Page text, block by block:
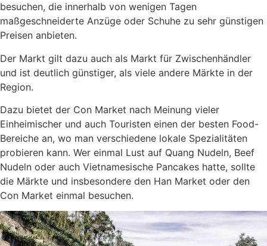
besuchen, die innerhalb von wenigen Tagen
maßgeschneiderte Anzüge oder Schuhe zu sehr günstigen
Preisen anbieten.
Der Markt gilt dazu auch als Markt für Zwischenhändler
und ist deutlich günstiger, als viele andere Märkte in der
Region.
Dazu bietet der Con Market nach Meinung vieler
Einheimischer und auch Touristen einen der besten Food-
Bereiche an, wo man verschiedene lokale Spezialitäten
probieren kann. Wer einmal Lust auf Quang Nudeln, Beef
Nudeln oder auch Vietnamesische Pancakes hatte, sollte
die Märkte und insbesondere den Han Market oder den
Con Market einmal besuchen.